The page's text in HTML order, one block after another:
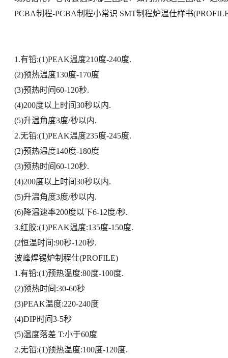
PCBA制程-PCBA制程小常识 SMT制程炉温仕样书
1.有铅:(1)PEAK温度210度-240度.
(2)预热温度130度-170度
(3)预热时间60-120秒.
(4)200度以上时间30秒以内.
(5)升温角度3度/秒以内.
2.无铅:(1)PEAK温度235度-245度.
(2)预热温度140度-180度
(3)预热时间60-120秒.
(4)200度以上时间30秒以内.
(5)升温角度3度/秒以内.
(6)降温速率200度以下6-12度/秒.
3.红胶:(1)PEAK温度:135度-150度.
(2恒温时间:90秒-120秒.
波峰焊锡炉制程仕(PROFILE)
1.有铅:(1)预热温度:80度-100度.
(2)预热时间:30-60秒
(3)PEAK温度:220-240度
(4)DIP时间3-5秒
(5)温度落差 T:小于60度
2.无铅:(1)预热温度:100度-120度.